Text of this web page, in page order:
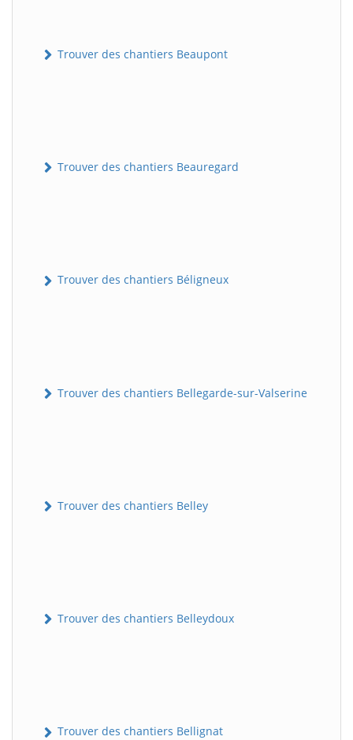
Trouver des chantiers Beaupont
Trouver des chantiers Beauregard
Trouver des chantiers Béligneux
Trouver des chantiers Bellegarde-sur-Valserine
Trouver des chantiers Belley
Trouver des chantiers Belleydoux
Trouver des chantiers Bellignat